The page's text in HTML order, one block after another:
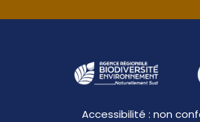
Accessibilité : non